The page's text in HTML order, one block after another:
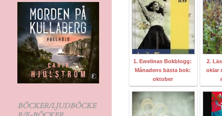
1. Ewelinas Bokblogg:
Månadens bästa bok:
oktober
2.
oklar
BÖCKER/LJUDBÖCKE